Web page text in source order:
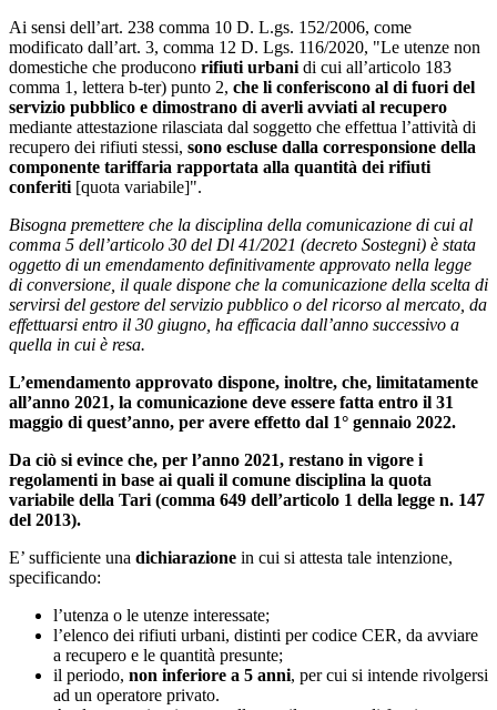
Ai sensi dell’art. 238 comma 10 D. L.gs. 152/2006, come
modificato dall’art. 3, comma 12 D. Lgs. 116/2020, "Le utenze non
domestiche che producono rifiuti urbani di cui all’articolo 183
comma 1, lettera b-ter) punto 2, che li conferiscono al di fuori del
servizio pubblico e dimostrano di averli avviati al recupero
mediante attestazione rilasciata dal soggetto che effettua l’attività di
recupero dei rifiuti stessi, sono escluse dalla corresponsione della
componente tariffaria rapportata alla quantità dei rifiuti
conferiti [quota variabile]".
Bisogna premettere che la disciplina della comunicazione di cui al
comma 5 dell’articolo 30 del Dl 41/2021 (decreto Sostegni) è stata
oggetto di un emendamento definitivamente approvato nella legge
di conversione, il quale dispone che la comunicazione della scelta di
servirsi del gestore del servizio pubblico o del ricorso al mercato, da
effettuarsi entro il 30 giugno, ha efficacia dall’anno successivo a
quella in cui è resa.
L’emendamento approvato dispone, inoltre, che, limitatamente
all’anno 2021, la comunicazione deve essere fatta entro il 31
maggio di quest’anno, per avere effetto dal 1° gennaio 2022.
Da ciò si evince che, per l’anno 2021, restano in vigore i
regolamenti in base ai quali il comune disciplina la quota
variabile della Tari (comma 649 dell’articolo 1 della legge n. 147
del 2013).
E’ sufficiente una dichiarazione in cui si attesta tale intenzione,
specificando:
l’utenza o le utenze interessate;
l’elenco dei rifiuti urbani, distinti per codice CER, da avviare
a recupero e le quantità presunte;
il periodo, non inferiore a 5 anni, per cui si intende rivolgersi
ad un operatore privato.